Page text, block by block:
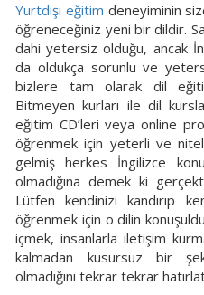
Yurtdışı eğitim deneyiminin
öğreneceğiniz yeni bir dildir.
dahi yetersiz olduğu, ancak
da oldukça sorunlu ve
bizlere tam olarak dil
Bitmeyen kurları ile dil
eğitim CD’leri veya online
öğrenmek için yeterli ve
gelmiş herkes İngilizce
olmadığına demek ki
Lütfen kendinizi kandırıp
öğrenmek için o dilin
içmek, insanlarla iletişim
kalmadan kusursuz bir
olmadığını tekrar tekrar